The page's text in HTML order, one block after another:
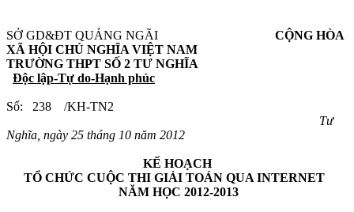
SỞ GD&ĐT QUẢNG NGÃI CỘNG HÒA
XÃ HỘI CHỦ NGHĨA VIỆT NAM
TRƯỜNG THPT SỐ 2 TƯ NGHĨA
Độc lập-Tự do-Hạnh phúc
Số: 238 /KH-TN2
Tư
Nghĩa, ngày 25 tháng 10 năm 2012
KẾ HOẠCH
TỔ CHỨC CUỘC THI GIẢI TOÁN QUA INTERNET
NĂM HỌC 2012-2013